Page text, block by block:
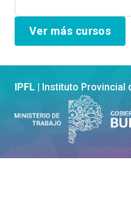
Ver más cursos
IPFL | Instituto Provincial